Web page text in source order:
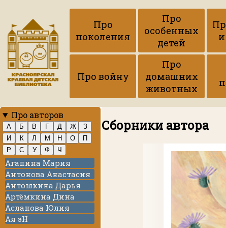
Про
поколения
Про
особенных
детей
Про войну
Про
домашних
животных
Про авторов
А Б В Г Д Ж
З
И
К Л М Н О
П
Р
С У Ф Ч
Агапина Мария
Антонова Анастасия
Антошкина Дарья
Артёмкина Дина
Асланова Юлия
Ая эН
Сборники автора